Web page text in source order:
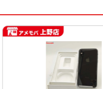
グレイ、シルバー、ゴー
256GB、512GB
・177g